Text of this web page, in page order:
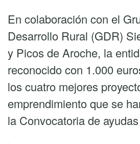
En colaboración con el
Desarrollo Rural (GDR)
y Picos de Aroche, la
reconocido con 1.000
los cuatro mejores
emprendimiento que se
la Convocatoria de